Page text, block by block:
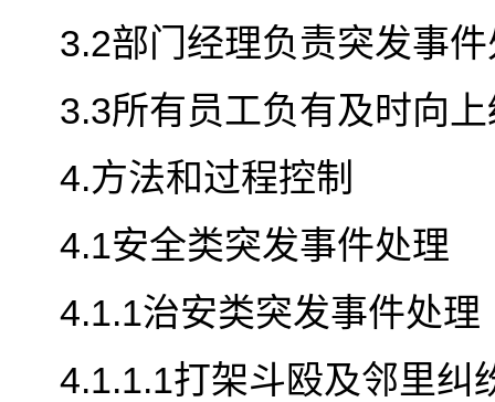
3.2部门经理负责突发事
3.3所有员工负有及时向
4.方法和过程控制
4.1安全类突发事件处理
4.1.1治安类突发事件处理
4.1.1.1打架斗殴及邻里纠